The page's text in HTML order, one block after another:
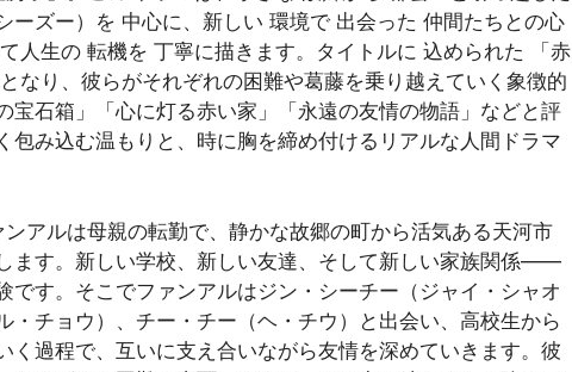
ーズー）を 中心に、新しい 環境で 出会った 仲間たちとの心
人生の 転機を 丁寧に描きます。タイトルに 込められた 「赤
なり、彼らがそれぞれの困難や葛藤を乗り越えていく象徴的
宝石箱」「心に灯る赤い家」「永遠の友情の物語」などと評
包み込む温もりと、時に胸を締め付けるリアルな人間ドラマ
アルは母親の転勤で、静かな故郷の町から活気ある天河市
ます。新しい学校、新しい友達、そして新しい家族関係——
です。そこでファンアルはジン・シーチー（ジャイ・シャオ
・チョウ）、チー・チー（ヘ・チウ）と出会い、高校生から
く過程で、互いに支え合いながら友情を深めていきます。彼